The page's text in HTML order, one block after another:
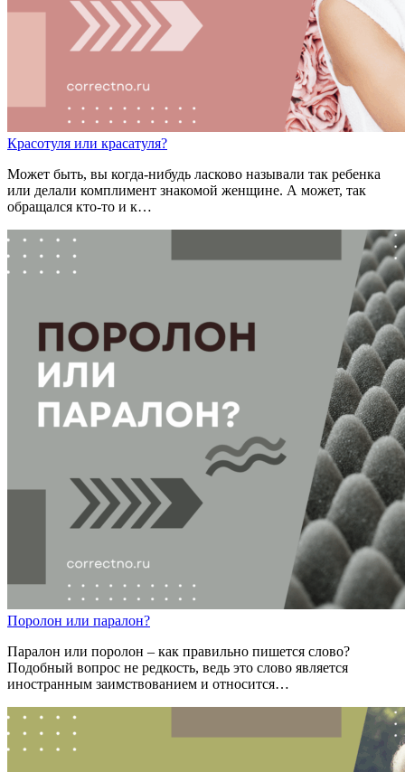
Красотуля или красатуля?
Может быть, вы когда-нибудь ласково называли так ребенка
или делали комплимент знакомой женщине. А может, так
обращался кто-то и к…
Поролон или паралон?
Паралон или поролон – как правильно пишется слово?
Подобный вопрос не редкость, ведь это слово является
иностранным заимствованием и относится…